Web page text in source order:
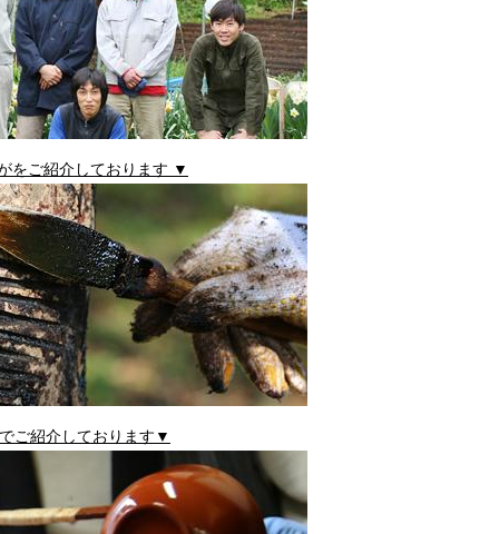
をご紹介しております ▼
ご紹介しております▼